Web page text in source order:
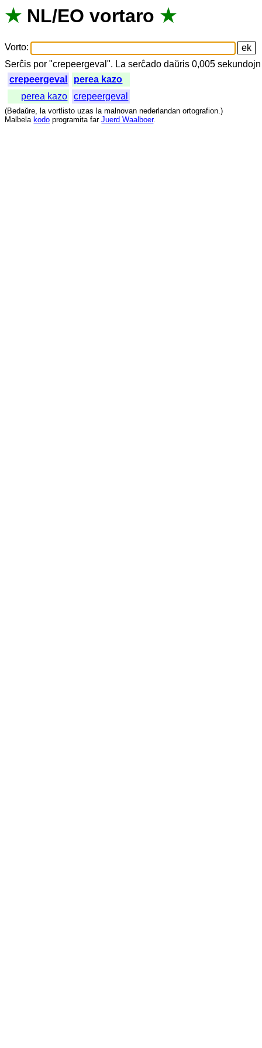
★ NL/EO vortaro ★
Vorto:
Serĉis por "crepeergeval". La serĉado daŭris 0,005sekundojn
crepeergeval
perea kazo
perea kazo
crepeergeval
(Bedaŭre, la vortlisto uzas la malnovan nederlandan ortografion.)
Malbela kodo programita far Juerd Waalboer.